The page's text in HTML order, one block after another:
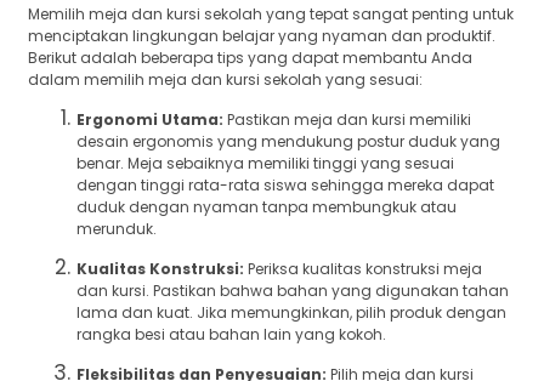
Memilih meja dan kursi sekolah yang tepat sangat penting untuk
menciptakan lingkungan belajar yang nyaman dan produktif.
Berikut adalah beberapa tips yang dapat membantu Anda
dalam memilih meja dan kursi sekolah yang sesuai:
Ergonomi Utama: Pastikan meja dan kursi memiliki
desain ergonomis yang mendukung postur duduk yang
benar. Meja sebaiknya memiliki tinggi yang sesuai
dengan tinggi rata-rata siswa sehingga mereka dapat
duduk dengan nyaman tanpa membungkuk atau
merunduk.
Kualitas Konstruksi: Periksa kualitas konstruksi meja
dan kursi. Pastikan bahwa bahan yang digunakan tahan
lama dan kuat. Jika memungkinkan, pilih produk dengan
rangka besi atau bahan lain yang kokoh.
Fleksibilitas dan Penyesuaian: Pilih meja dan kursi